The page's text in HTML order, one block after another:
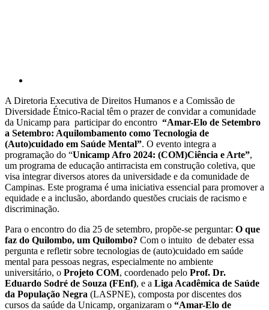
A Diretoria Executiva de Direitos Humanos e a Comissão de
Diversidade Étnico-Racial têm o prazer de convidar a comunidade
da Unicamp para participar do encontro “Amar-Elo de Setembro
a Setembro: Aquilombamento como Tecnologia de
(Auto)cuidado em Saúde Mental”. O evento integra a
programação do “Unicamp Afro 2024: (COM)Ciência e Arte”,
um programa de educação antirracista em construção coletiva, que
visa integrar diversos atores da universidade e da comunidade de
Campinas. Este programa é uma iniciativa essencial para promover a
equidade e a inclusão, abordando questões cruciais de racismo e
discriminação.
Para o encontro do dia 25 de setembro, propõe-se perguntar: O que
faz do Quilombo, um Quilombo? Com o intuito de debater essa
pergunta e refletir sobre tecnologias de (auto)cuidado em saúde
mental para pessoas negras, especialmente no ambiente
universitário, o Projeto COM, coordenado pelo Prof. Dr.
Eduardo Sodré de Souza (FEnf), e a Liga Acadêmica de Saúde
da População Negra (LASPNE), composta por discentes dos
cursos da saúde da Unicamp, organizaram o “Amar-Elo de